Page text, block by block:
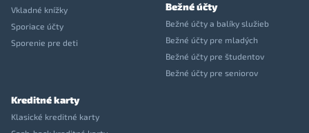
Vkladné knížky
Sporiace účty
Sporenie pre deti
Bežné účty
Bežné účty a balíky služieb
Bežné účty pre mladých
Bežné účty pre študentov
Bežné účty pre seniorov
Kreditné karty
Klasické kreditné karty